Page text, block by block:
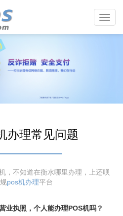
办理常见问题
，不知道在衡水哪里办理，上还呗
pos机办理平台
业执照，个人能办理POS机吗？